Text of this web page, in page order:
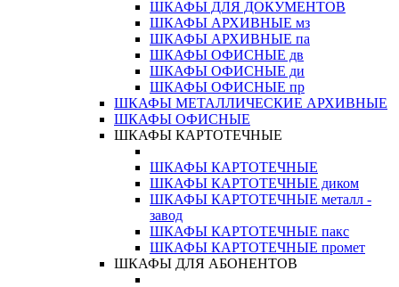
ШКАФЫ ДЛЯ ДОКУМЕНТОВ
ШКАФЫ АРХИВНЫЕ мз
ШКАФЫ АРХИВНЫЕ па
ШКАФЫ ОФИСНЫЕ дв
ШКАФЫ ОФИСНЫЕ ди
ШКАФЫ ОФИСНЫЕ пр
ШКАФЫ МЕТАЛЛИЧЕСКИЕ АРХИВНЫЕ
ШКАФЫ ОФИСНЫЕ
ШКАФЫ КАРТОТЕЧНЫЕ
ШКАФЫ КАРТОТЕЧНЫЕ
ШКАФЫ КАРТОТЕЧНЫЕ диком
ШКАФЫ КАРТОТЕЧНЫЕ металл -
завод
ШКАФЫ КАРТОТЕЧНЫЕ пакс
ШКАФЫ КАРТОТЕЧНЫЕ промет
ШКАФЫ ДЛЯ АБОНЕНТОВ